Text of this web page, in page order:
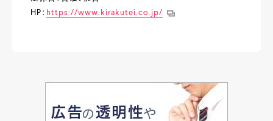
HP： https://www.kirakutei.co.jp/